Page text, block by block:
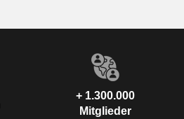
+ 1.300.000
Mitglieder